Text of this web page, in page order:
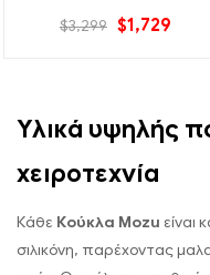
$3,299 $1,729
Υλικά υψηλής
χειροτεχνία
Κάθε Κούκλα Mozu είναι
σιλικόνη, παρέχοντας